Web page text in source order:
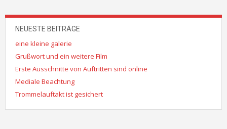
NEUESTE BEITRÄGE
eine kleine galerie
Grußwort und ein weitere Film
Erste Ausschnitte von Auftritten sind online
Mediale Beachtung
Trommelauftakt ist gesichert